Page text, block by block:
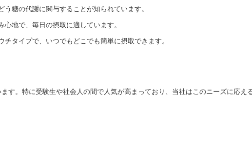
糖の代謝に関与することが知られています。
心地で、毎日の摂取に適しています。
チタイプで、いつでもどこでも簡単に摂取できます。
す。特に受験生や社会人の間で人気が高まっており、当社はこのニーズに応え